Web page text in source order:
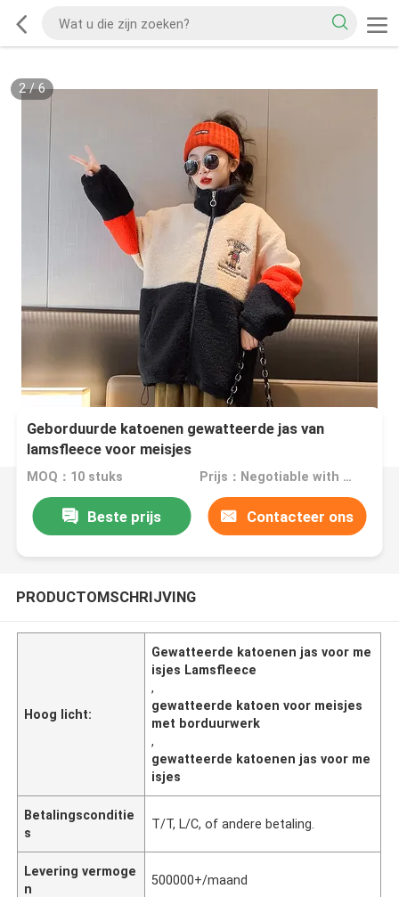
2/6
Geborduurde katoenen gewatteerde jas van
lamsfleece voor meisjes
MOQ：10 stuks Prijs：Negotiable with sales.
Beste prijs Contacteer ons
PRODUCTOMSCHRIJVING
Hoog licht:
Gewatteerde katoenen jas voor me
isjes Lamsfleece
,
gewatteerde katoen voor meisjes
met borduurwerk
,
gewatteerde katoenen jas voor me
isjes
Betalingsconditie
s
T/T, L/C, of ​​andere betaling.
Levering vermoge
n
500000+/maand